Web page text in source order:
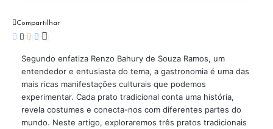
Compartilhar
Segundo enfatiza Renzo Bahury de Souza Ramos, um
entendedor e entusiasta do tema, a gastronomia é uma das
mais ricas manifestações culturais que podemos
experimentar. Cada prato tradicional conta uma história,
revela costumes e conecta-nos com diferentes partes do
mundo. Neste artigo, exploraremos três pratos tradicionais